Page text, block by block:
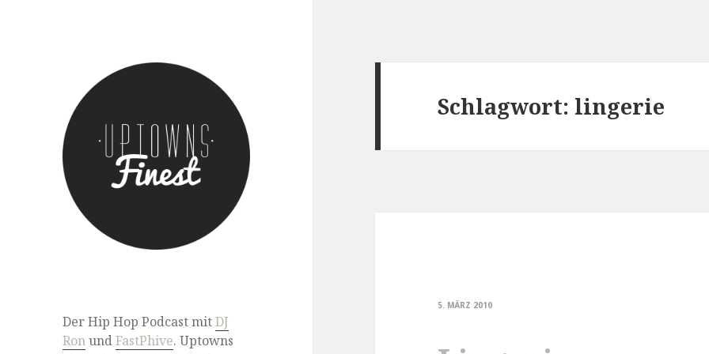
Der Hip Hop Podcast mitDJ
RonundFastPhive. Uptowns
Schlagwort: lingerie
5. MÄRZ 2010